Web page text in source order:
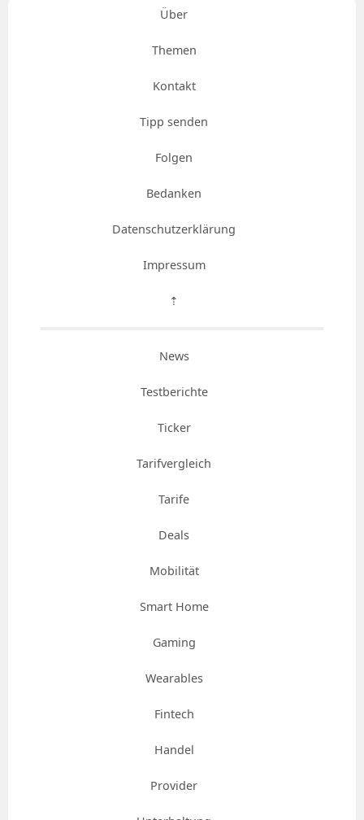
Über
Themen
Kontakt
Tipp senden
Folgen
Bedanken
Datenschutzerklärung
Impressum
⇡
News
Testberichte
Ticker
Tarifvergleich
Tarife
Deals
Mobilität
Smart Home
Gaming
Wearables
Fintech
Handel
Provider